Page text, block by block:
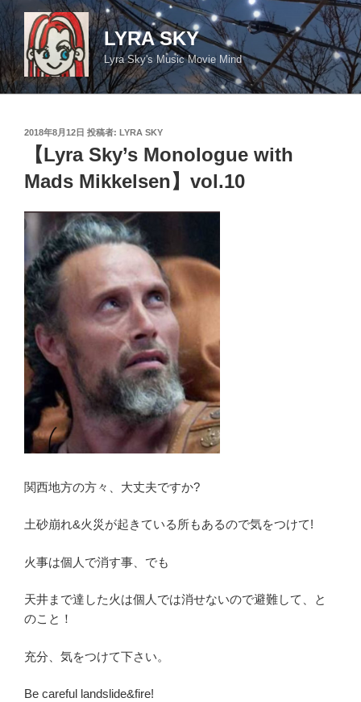
コ
ン
テ
ン
ツ
LYRA SKY
Lyra Sky's Music Movie Mind
投
2018年8月12日 投稿者: LYRA SKY
【Lyra Sky’s Monologue with
Mads Mikkelsen】vol.10
関西地方の方々、大丈夫ですか?
土砂崩れ&火災が起きている所もあるので気をつけて!
火事は個人で消す事、でも
天井まで達した火は個人では消せないので避難して、と
のこと！
充分、気をつけて下さい。
Be careful landslide&fire!